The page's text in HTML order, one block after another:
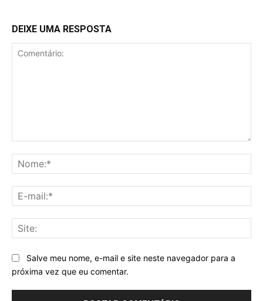
DEIXE UMA RESPOSTA
Salve meu nome, e-mail e site neste navegador para a
próxima vez que eu comentar.